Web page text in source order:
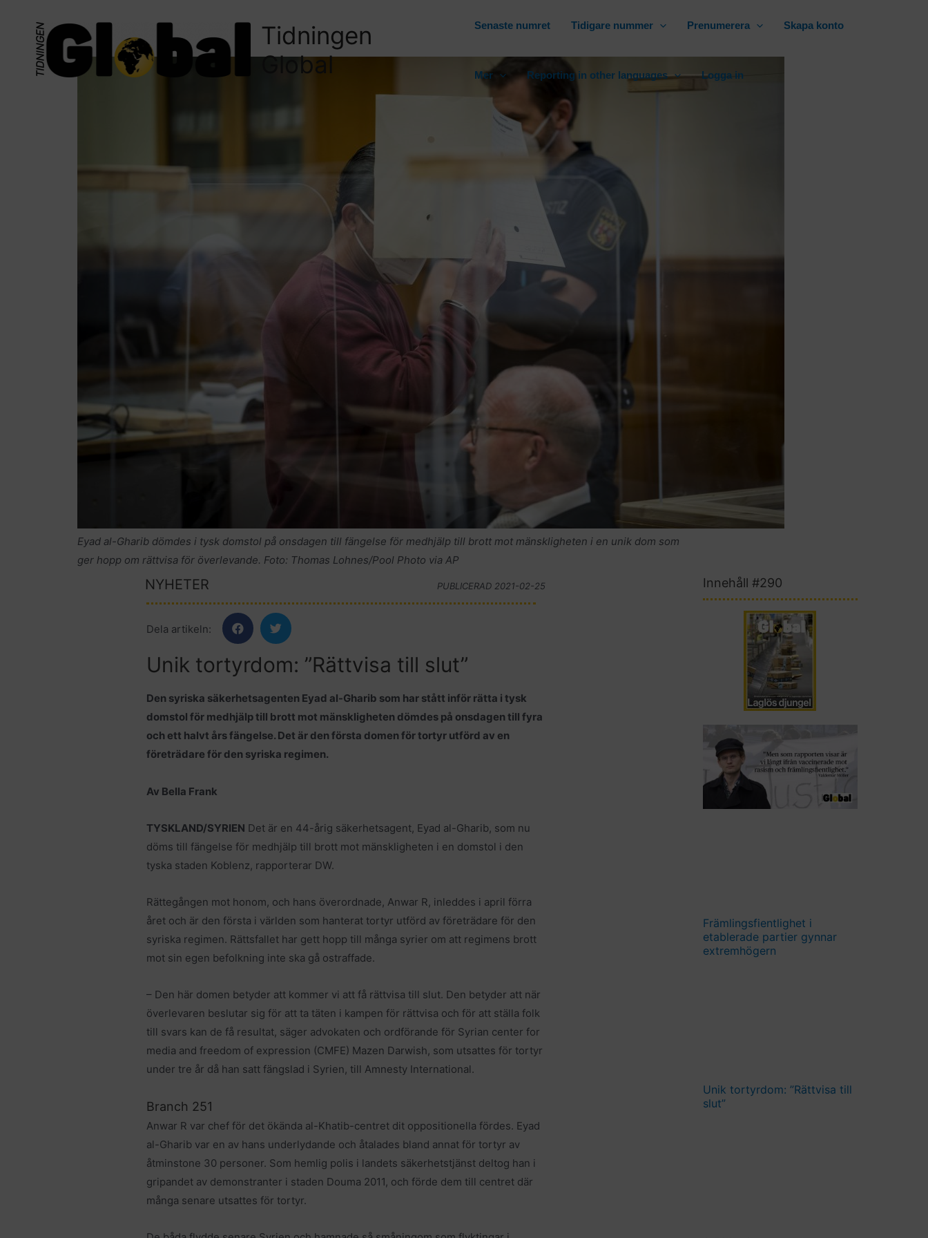
Tidningen
Global
Senaste numret Tidigare nummer Prenumerera Skapa konto
Mer Reporting in other languages Logga in
Eyad al-Gharib dömdes i tysk domstol på onsdagen till fängelse för medhjälp till brott mot mänskligheten i en unik dom som
ger hopp om rättvisa för överlevande. Foto: Thomas Lohnes/Pool Photo via AP
NYHETER PUBLICERAD2021-02-25
Dela artikeln:
Unik tortyrdom: ”Rättvisa till slut”
Den syriska säkerhetsagenten Eyad al-Gharib som har stått inför rätta i tysk
domstol för medhjälp till brott mot mänskligheten dömdes på onsdagen till fyra
och ett halvt års fängelse. Det är den första domen för tortyr utförd av en
företrädare för den syriska regimen.
Av Bella Frank
TYSKLAND/SYRIEN Det är en 44-årig säkerhetsagent, Eyad al-Gharib, som nu
döms till fängelse för medhjälp till brott mot mänskligheten i en domstol i den
tyska staden Koblenz, rapporterar DW.
Rättegången mot honom, och hans överordnade, Anwar R, inleddes i april förra
året och är den första i världen som hanterat tortyr utförd av företrädare för den
syriska regimen. Rättsfallet har gett hopp till många syrier om att regimens brott
mot sin egen befolkning inte ska gå ostraffade.
– Den här domen betyder att kommer vi att få rättvisa till slut. Den betyder att när
överlevaren beslutar sig för att ta täten i kampen för rättvisa och för att ställa folk
till svars kan de få resultat, säger advokaten och ordförande för Syrian center for
media and freedom of expression (CMFE) Mazen Darwish, som utsattes för tortyr
under tre år då han satt fängslad i Syrien, till Amnesty International.
Branch 251
Anwar R var chef för det ökända al-Khatib-centret dit oppositionella fördes. Eyad
al-Gharib var en av hans underlydande och åtalades bland annat för tortyr av
åtminstone 30 personer. Som hemlig polis i landets säkerhetstjänst deltog han i
gripandet av demonstranter i staden Douma 2011, och förde dem till centret där
många senare utsattes för tortyr.
Innehåll #290
Främlingsfientlighet i
etablerade partier gynnar
extremhögern
Unik tortyrdom: ”Rättvisa till
slut”